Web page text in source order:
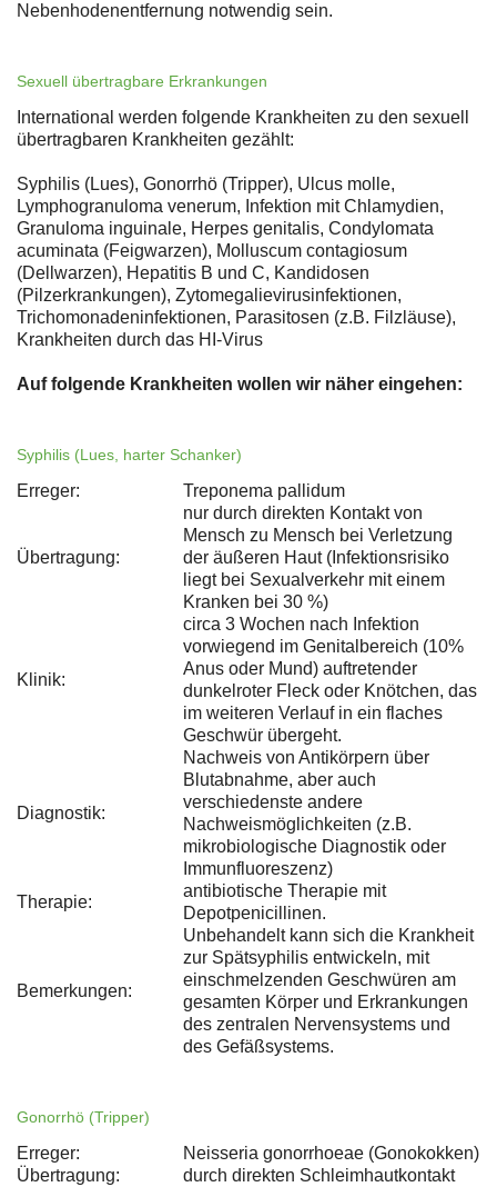
Nebenhodenentfernung notwendig sein.
Sexuell übertragbare Erkrankungen
International werden folgende Krankheiten zu den sexuell
übertragbaren Krankheiten gezählt:
Syphilis (Lues), Gonorrhö (Tripper), Ulcus molle,
Lymphogranuloma venerum, Infektion mit Chlamydien,
Granuloma inguinale, Herpes genitalis, Condylomata
acuminata (Feigwarzen), Molluscum contagiosum
(Dellwarzen), Hepatitis B und C, Kandidosen
(Pilzerkrankungen), Zytomegalievirusinfektionen,
Trichomonadeninfektionen, Parasitosen (z.B. Filzläuse),
Krankheiten durch das HI-Virus
Auf folgende Krankheiten wollen wir näher eingehen:
Syphilis (Lues, harter Schanker)
Erreger: Treponema pallidum
Übertragung:
nur durch direkten Kontakt von
Mensch zu Mensch bei Verletzung
der äußeren Haut (Infektionsrisiko
liegt bei Sexualverkehr mit einem
Kranken bei 30 %)
Klinik:
circa 3 Wochen nach Infektion
vorwiegend im Genitalbereich (10%
Anus oder Mund) auftretender
dunkelroter Fleck oder Knötchen, das
im weiteren Verlauf in ein flaches
Geschwür übergeht.
Diagnostik:
Nachweis von Antikörpern über
Blutabnahme, aber auch
verschiedenste andere
Nachweismöglichkeiten (z.B.
mikrobiologische Diagnostik oder
Immunfluoreszenz)
Therapie:
antibiotische Therapie mit
Depotpenicillinen.
Bemerkungen:
Unbehandelt kann sich die Krankheit
zur Spätsyphilis entwickeln, mit
einschmelzenden Geschwüren am
gesamten Körper und Erkrankungen
des zentralen Nervensystems und
des Gefäßsystems.
Gonorrhö (Tripper)
Erreger:
Neisseria gonorrhoeae (Gonokokken)
Übertragung:
durch direkten Schleimhautkontakt